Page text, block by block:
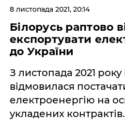
8 листопада 2021, 20:14
Білорусь раптово
експортувати
до України
З листопада 2021 року
відмовилася
електроенергію на
укладених контрактів.